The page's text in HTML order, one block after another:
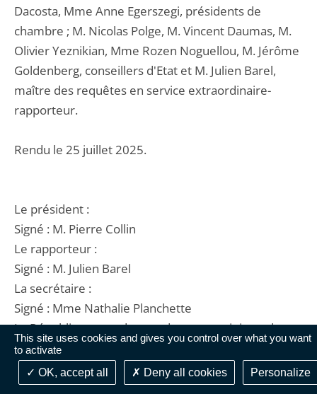
This site uses cookies and gives you control over what you want
to activate
OK, accept all
Deny all cookies Personalize
Dacosta, Mme Anne Egerszegi, présidents de
chambre ; M. Nicolas Polge, M. Vincent Daumas, M.
Olivier Yeznikian, Mme Rozen Noguellou, M. Jérôme
Goldenberg, conseillers d'Etat et M. Julien Barel,
maître des requêtes en service extraordinaire-
rapporteur.
Rendu le 25 juillet 2025.
Le président :
Signé : M. Pierre Collin
Le rapporteur :
Signé : M. Julien Barel
La secrétaire :
Signé : Mme Nathalie Planchette
La République mande et ordonne au ministre de
l'économie, des finances et de la souveraineté
industrielle et numérique en ce qui le concerne ou à
tous commissaires de justice à ce requis en ce qui